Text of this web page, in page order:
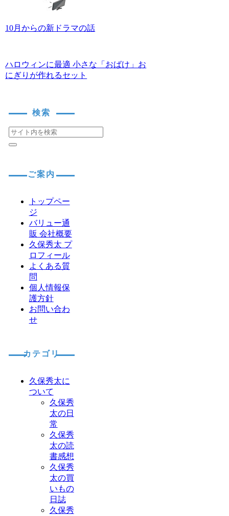
10月からの新ドラマの話
ハロウィンに最適 小さな「おばけ」お
にぎりが作れるセット
検索
ご案内
トップペー
ジ
バリュー通
販 会社概要
久保秀太 プ
ロフィール
よくある質
問
個人情報保
護方針
お問い合わ
せ
カテゴリ
久保秀太に
ついて
久保秀
太の日
常
久保秀
太の読
書感想
久保秀
太の買
いもの
日誌
久保秀